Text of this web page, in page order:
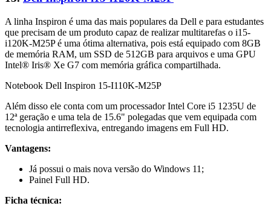
A linha Inspiron é uma das mais populares da Dell e para estudantes
que precisam de um produto capaz de realizar multitarefas o i15-
i120K-M25P é uma ótima alternativa, pois está equipado com 8GB
de memória RAM, um SSD de 512GB para arquivos e uma GPU
Intel® Iris® Xe G7 com memória gráfica compartilhada.
Notebook Dell Inspiron 15-I110K-M25P
Além disso ele conta com um processador Intel Core i5 1235U de
12ª geração e uma tela de 15.6" polegadas que vem equipada com
tecnologia antirreflexiva, entregando imagens em Full HD.
Vantagens:
Já possui o mais nova versão do Windows 11;
Painel Full HD.
Ficha técnica: